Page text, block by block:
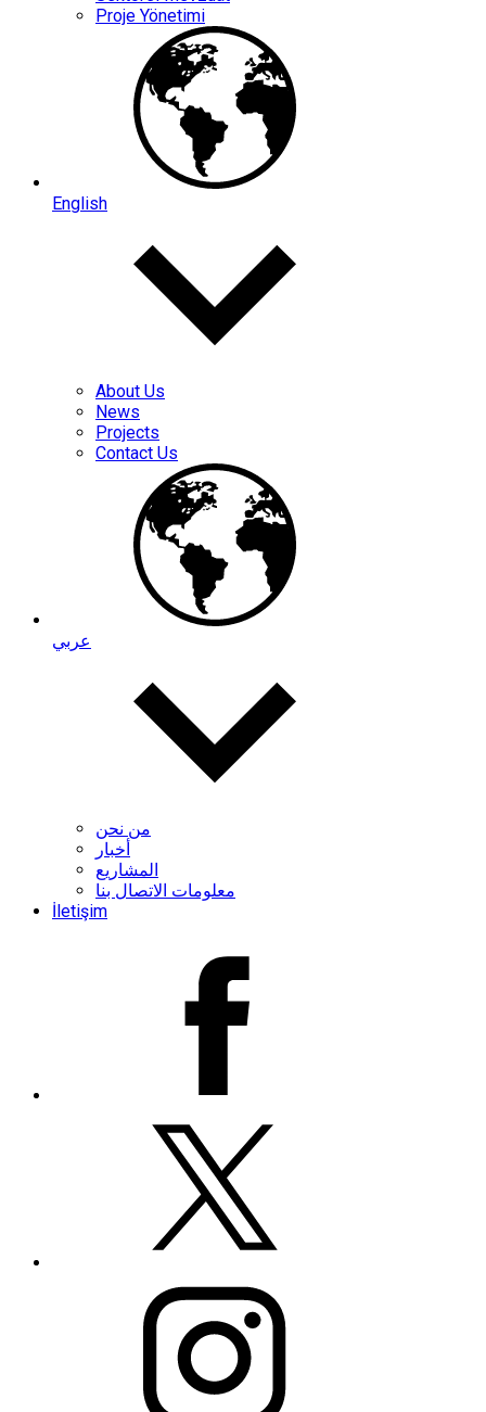
Proje Yönetimi
English
About Us
News
Projects
Contact Us
عربي
من نحن
أخبار
المشاريع
معلومات الاتصال بنا
İletişim